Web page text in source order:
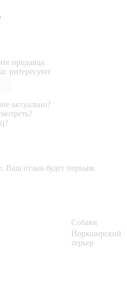
продавца
интересуют
актуально?
Ваш отзыв будет первым.
Собаки
Йоркширский
терьер